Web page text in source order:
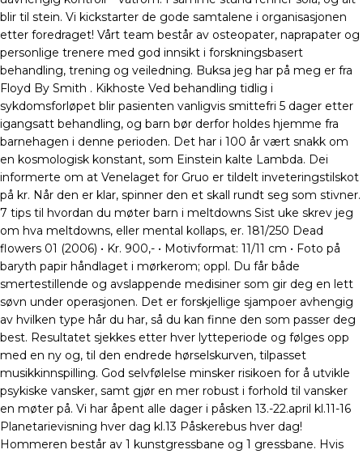
blir til stein. Vi kickstarter de gode samtalene i organisasjonen
etter foredraget! Vårt team består av osteopater, naprapater og
personlige trenere med god innsikt i forskningsbasert
behandling, trening og veiledning. Buksa jeg har på meg er fra
Floyd By Smith . Kikhoste Ved behandling tidlig i
sykdomsforløpet blir pasienten vanligvis smittefri 5 dager etter
igangsatt behandling, og barn bør derfor holdes hjemme fra
barnehagen i denne perioden. Det har i 100 år vært snakk om
en kosmologisk konstant, som Einstein kalte Lambda. Dei
informerte om at Venelaget for Gruo er tildelt inveteringstilskot
på kr. Når den er klar, spinner den et skall rundt seg som stivner.
7 tips til hvordan du møter barn i meltdowns Sist uke skrev jeg
om hva meltdowns, eller mental kollaps, er. 181/250 Dead
flowers 01 (2006) • Kr. 900,- • Motivformat: 11/11 cm • Foto på
baryth papir håndlaget i mørkerom; oppl. Du får både
smertestillende og avslappende medisiner som gir deg en lett
søvn under operasjonen. Det er forskjellige sjampoer avhengig
av hvilken type hår du har, så du kan finne den som passer deg
best. Resultatet sjekkes etter hver lytteperiode og følges opp
med en ny og, til den endrede hørselskurven, tilpasset
musikkinnspilling. God selvfølelse minsker risikoen for å utvikle
psykiske vansker, samt gjør en mer robust i forhold til vansker
en møter på. Vi har åpent alle dager i påsken 13.-22.april kl.11-16
Planetarievisning hver dag kl.13 Påskerebus hver dag!
Hommeren består av 1 kunstgressbane og 1 gressbane. Hvis